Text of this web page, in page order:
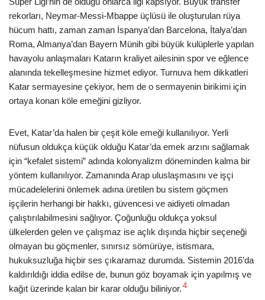
rekorları, Neymar-Messi-Mbappe üçlüsü ile oluşturulan rüya
hücum hattı, zaman zaman İspanya’dan Barcelona, İtalya’dan
Roma, Almanya’dan Bayern Münih gibi büyük kulüplerle yapılan
havayolu anlaşmaları Katarın kraliyet ailesinin spor ve eğlence
alanında tekelleşmesine hizmet ediyor. Turnuva hem dikkatleri
Katar sermayesine çekiyor, hem de o sermayenin birikimi için
ortaya konan köle emeğini gizliyor.
Evet, Katar’da halen bir çeşit köle emeği kullanılıyor. Yerli
nüfusun oldukça küçük olduğu Katar’da emek arzını sağlamak
için “kefalet sistemi” adında kolonyalizm döneminden kalma bir
yöntem kullanılıyor. Zamanında Arap uluslaşmasını ve işçi
mücadelelerini önlemek adına üretilen bu sistem göçmen
işçilerin herhangi bir hakkı, güvencesi ve aidiyeti olmadan
çalıştırılabilmesini sağlıyor. Çoğunluğu oldukça yoksul
ülkelerden gelen ve çalışmaz ise açlık dışında hiçbir seçeneği
olmayan bu göçmenler, sınırsız sömürüye, istismara,
hukuksuzluğa hiçbir ses çıkaramaz durumda. Sistemin 2016’da
kaldırıldığı iddia edilse de, bunun göz boyamak için yapılmış ve
kağıt üzerinde kalan bir karar olduğu biliniyor. 4